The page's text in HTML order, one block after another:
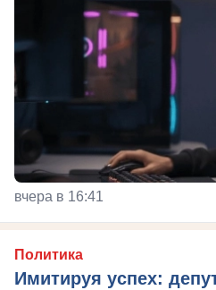
вчера в 16:41
Политика
Имитируя успех: